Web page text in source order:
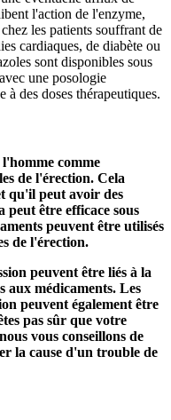
l'action de l'enzyme,
les patients souffrant de
cardiaques, de diabète ou
sont disponibles sous
une posologie
à des doses thérapeutiques.
comme
de l'érection. Cela
qu'il peut avoir des
peut être efficace sous
peuvent être utilisés
de l'érection.
peuvent être liés à la
aux médicaments. Les
peuvent également être
pas sûr que votre
vous conseillons de
la cause d'un trouble de